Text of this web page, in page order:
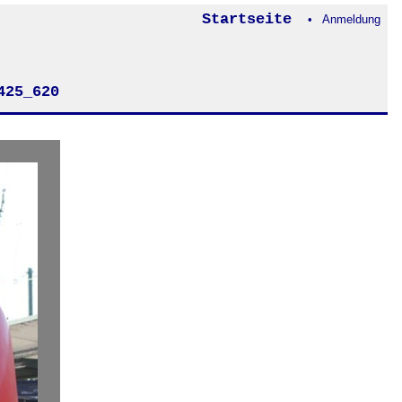
Startseite • Anmeldung